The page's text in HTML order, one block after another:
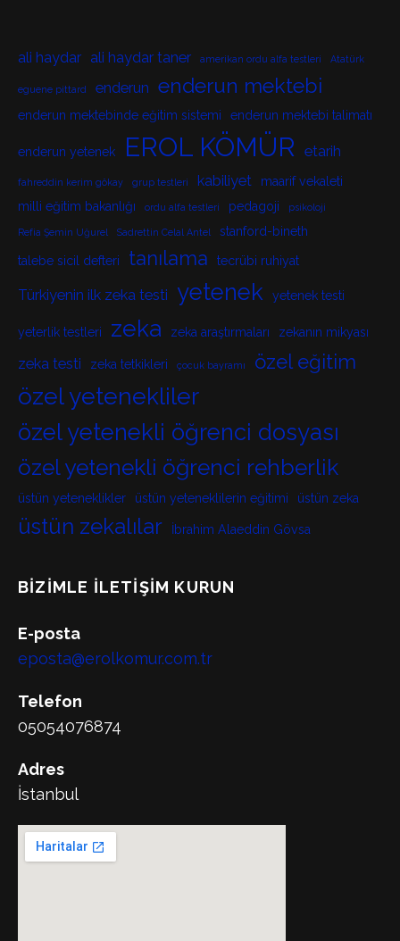
ali haydar ali haydar taner amerikan ordu alfa testleri Atatürk
eguene pittard enderun enderun mektebi
enderun mektebinde eğitim sistemi enderun mektebi talimatı
enderun yetenek EROL KÖMÜR etarih
fahreddin kerim gökay grup testleri kabiliyet
maarif vekaleti
milli eğitim bakanlığı
ordu alfa testleri pedagoji psikoloji
Refia Şemin Uğurel Sadrettin Celal Antel stanford-bineth
talebe sicil defteri tanılama tecrübi ruhiyat
Türkiyenin ilk zeka testi yetenek yetenek testi
yeterlik testleri zeka zeka araştırmaları zekanın mikyası
zeka testi zeka tetkikleri çocuk bayramı özel eğitim
özel yetenekliler
özel yetenekli öğrenci dosyası
özel yetenekli öğrenci rehberlik
üstün yeteneklikler üstün yeteneklilerin eğitimi üstün zeka
üstün zekalılar İbrahim Alaeddin Gövsa
BIZIMLE İLETIŞIM KURUN
E-posta
eposta@erolkomur.com.tr
Telefon
05054076874
Adres
İstanbul